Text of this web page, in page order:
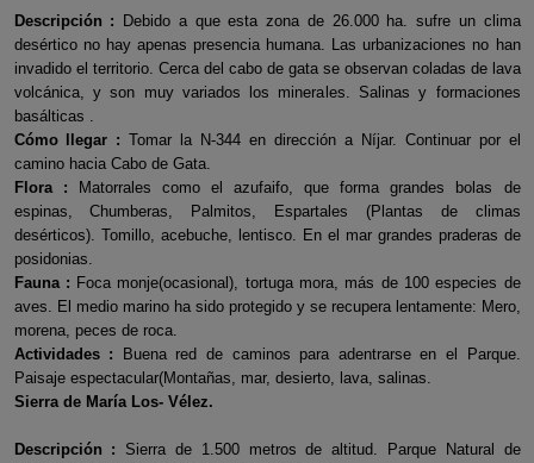
Descripción : Debido a que esta zona de 26.000 ha. sufre un clima
desértico no hay apenas presencia humana. Las urbanizaciones no han
invadido el territorio. Cerca del cabo de gata se observan coladas de lava
volcánica, y son muy variados los minerales. Salinas y formaciones
basálticas .
Cómo llegar : Tomar la N-344 en dirección a Níjar. Continuar por el
camino hacia Cabo de Gata.
Flora : Matorrales como el azufaifo, que forma grandes bolas de
espinas, Chumberas, Palmitos, Espartales (Plantas de climas
desérticos). Tomillo, acebuche, lentisco. En el mar grandes praderas de
posidonias.
Fauna : Foca monje(ocasional), tortuga mora, más de 100 especies de
aves. El medio marino ha sido protegido y se recupera lentamente: Mero,
morena, peces de roca.
Actividades : Buena red de caminos para adentrarse en el Parque.
Paisaje espectacular(Montañas, mar, desierto, lava, salinas.
Sierra de María Los- Vélez.
Descripción : Sierra de 1.500 metros de altitud. Parque Natural de